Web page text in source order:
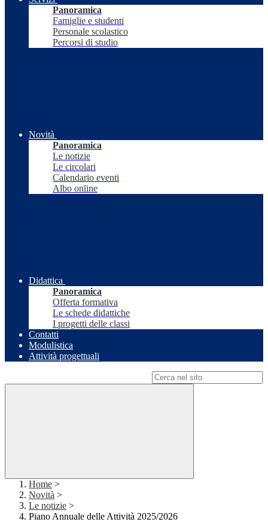
Panoramica
Famiglie e studenti
Personale scolastico
Percorsi di studio
Novità
Panoramica
Le notizie
Le circolari
Calendario eventi
Albo online
Didattica
Panoramica
Offerta formativa
Le schede didattiche
I progetti delle classi
Contatti
Modulistica
Attività progettuali
Home >
Novità >
Le notizie >
Piano Annuale delle Attività 2025/2026